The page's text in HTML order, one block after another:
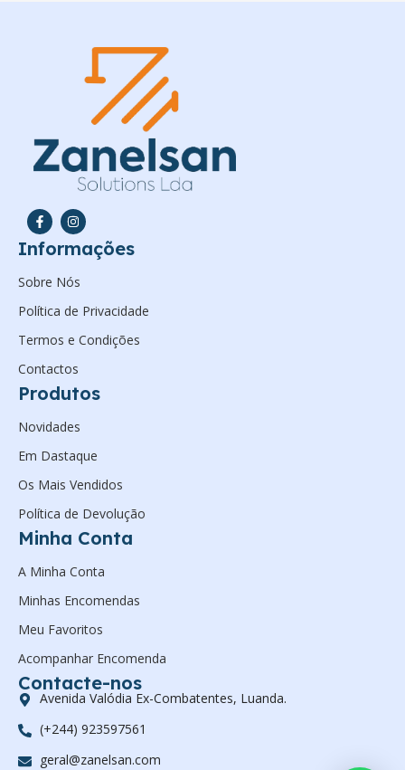
Informações
Sobre Nós
Política de Privacidade
Termos e Condições
Contactos
Produtos
Novidades
Em Dastaque
Os Mais Vendidos
Política de Devolução
Minha Conta
A Minha Conta
Minhas Encomendas
Meu Favoritos
Acompanhar Encomenda
Contacte-nos
Avenida Valódia Ex-Combatentes, Luanda.
(+244) 923597561
geral@zanelsan.com